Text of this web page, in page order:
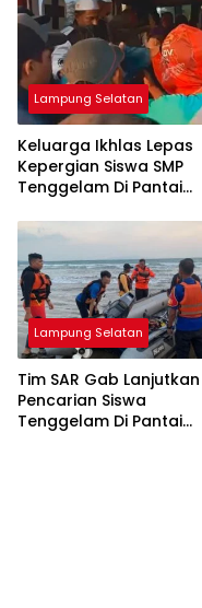
Lampung Selatan
Keluarga Ikhlas Lepas
Kepergian Siswa SMP
Tenggelam Di Pantai
Lampung Selatan
Tim SAR Gab Lanjutkan
Pencarian Siswa
Tenggelam Di Pantai